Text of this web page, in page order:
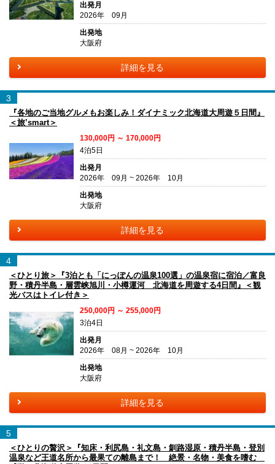
出発月
2026年 09月
出発地
大阪府
詳細を見る
3
『各地のご当地グルメもお楽しみ！ダイナミック北海道大周遊５日間』
＜旅’smart＞
130,000円 ～ 170,000円
4泊5日
出発月
2026年 09月 ~ 2026年 10月
出発地
大阪府
詳細を見る
4
＜ひとり旅＞『3泊とも「にっぽんの温泉100選」の温泉宿に宿泊／富良
野・積丹半島・層雲峡旭川・小樽運河 北海道を周遊する4日間』＜観
光バスはトイレ付き＞
250,000円 ～ 255,000円
3泊4日
出発月
2026年 08月 ~ 2026年 10月
出発地
大阪府
詳細を見る
5
＜ひとりの贅沢＞『知床・利尻島・礼文島・釧路湿原・積丹半島・登別
温泉など王道名所から最果ての離島まで！ 絶景・名物・美食を嗜む